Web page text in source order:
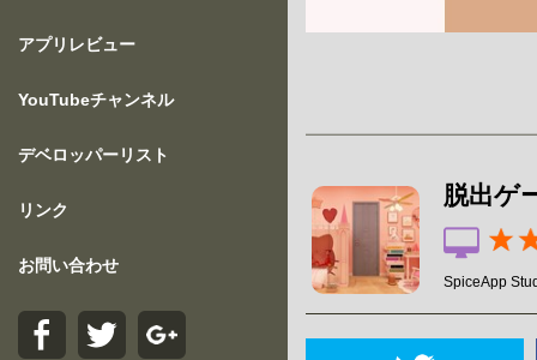
アプリレビュー
YouTubeチャンネル
デベロッパーリスト
リンク
お問い合わせ
脱出ゲ
SpiceApp